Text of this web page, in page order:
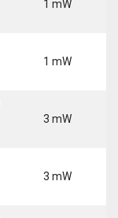
1 mW
1 mW
3 mW
3 mW